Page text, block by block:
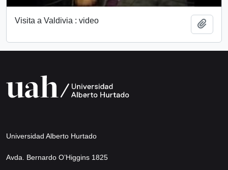
Visita a Valdivia : video
Universidad Alberto Hurtado
Avda. Bernardo O’Higgins 1825